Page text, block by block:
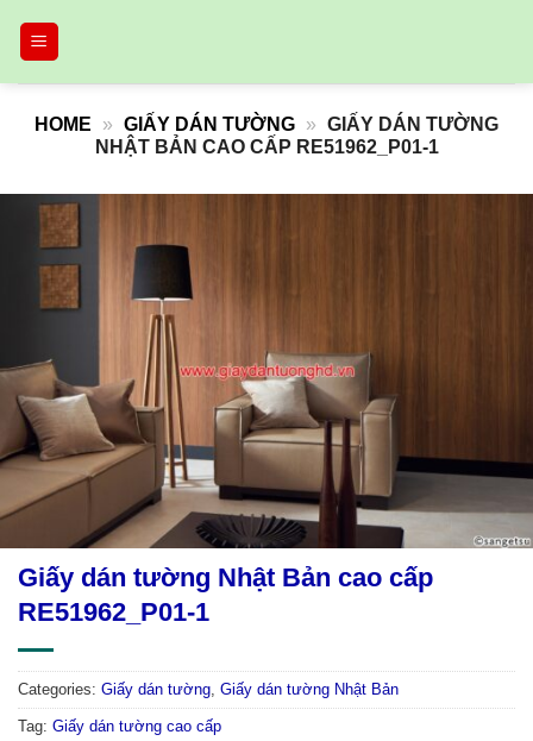
HOME » GIẤY DÁN TƯỜNG » GIẤY DÁN TƯỜNG
NHẬT BẢN CAO CẤP RE51962_P01-1
Giấy dán tường Nhật Bản cao cấp
RE51962_P01-1
Categories: Giấy dán tường Giấy dán tường Nhật Bản
Tag: Giấy dán tường cao cấp